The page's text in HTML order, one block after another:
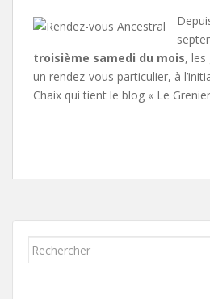
troisième samedi du mois,
un rendez-vous particulier, à
Chaix qui tient le blog « Le
Rechercher...